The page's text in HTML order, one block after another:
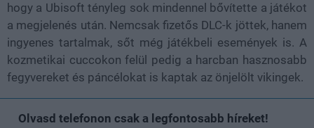
hogy a Ubisoft tényleg sok mindennel bővítette a játékot
a megjelenés után. Nemcsak fizetős DLC-k jöttek, hanem
ingyenes tartalmak, sőt még játékbeli események is. A
kozmetikai cuccokon felül pedig a harcban hasznosabb
fegyvereket és páncélokat is kaptak az önjelölt vikingek.
Olvasd telefonon csak a legfontosabb híreket!